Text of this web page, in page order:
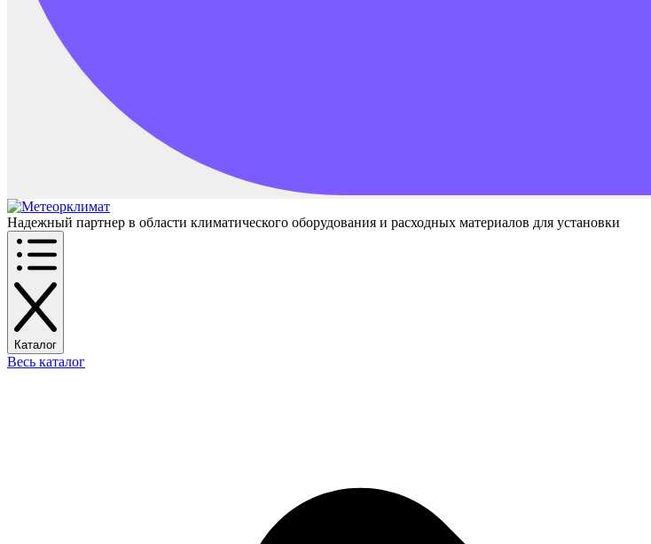
Надежный партнер в области климатического оборудования и расходных материалов для установки
Каталог
Весь каталог